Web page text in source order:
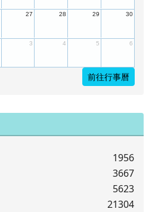
27 28 29 30
3 4 5 6
前往行事曆
1956
3667
5623
21304